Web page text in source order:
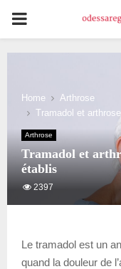
PRIMARY
MENU
Home
Arthrose
Tramadol et
Arthrose
Tramadol et
établis
2397
Le tramadol est un
quand la douleur de